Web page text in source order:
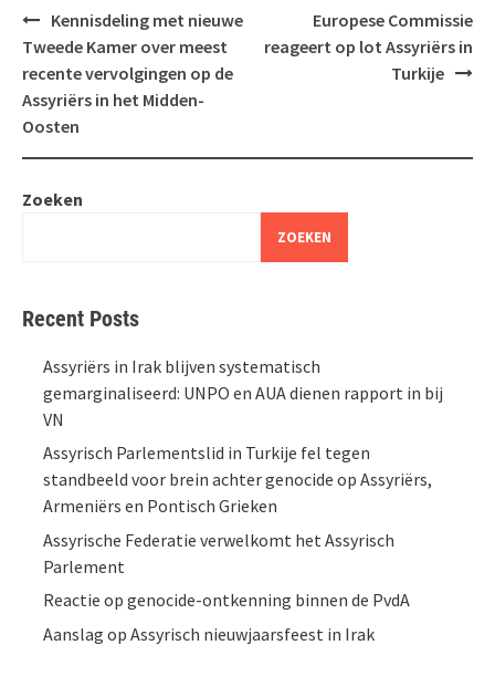
Bericht
navigatie
Kennisdeling met nieuwe
Tweede Kamer over meest
recente vervolgingen op de
Assyriërs in het Midden-
Oosten
Europese Commissie
reageert op lot Assyriërs in
Turkije
Zoeken
ZOEKEN
Recent Posts
Assyriërs in Irak blijven systematisch
gemarginaliseerd: UNPO en AUA dienen rapport in bij
VN
Assyrisch Parlementslid in Turkije fel tegen
standbeeld voor brein achter genocide op Assyriërs,
Armeniërs en Pontisch Grieken
Assyrische Federatie verwelkomt het Assyrisch
Parlement
Reactie op genocide-ontkenning binnen de PvdA
Aanslag op Assyrisch nieuwjaarsfeest in Irak